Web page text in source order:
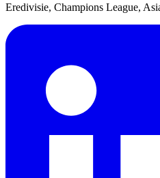
Eredivisie, Champions League,